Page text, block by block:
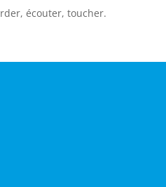
écouter, toucher.